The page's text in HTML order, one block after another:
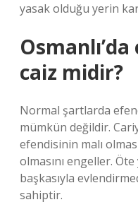
yasak olduğu yerin
caiz midir?
Normal şartlarda
mümkün değildir.
efendisinin malı
olmasını engeller.
başkasıyla
sahiptir.